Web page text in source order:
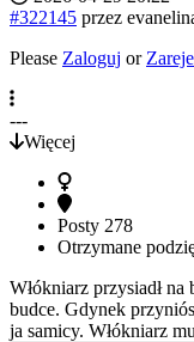
#322145 przez
Please Zaloguj or
---
Więcej
Posty 278
Otrzymane
Włókniarz przysiadł
budce. Gdynek
ja samicy. Włókniarz